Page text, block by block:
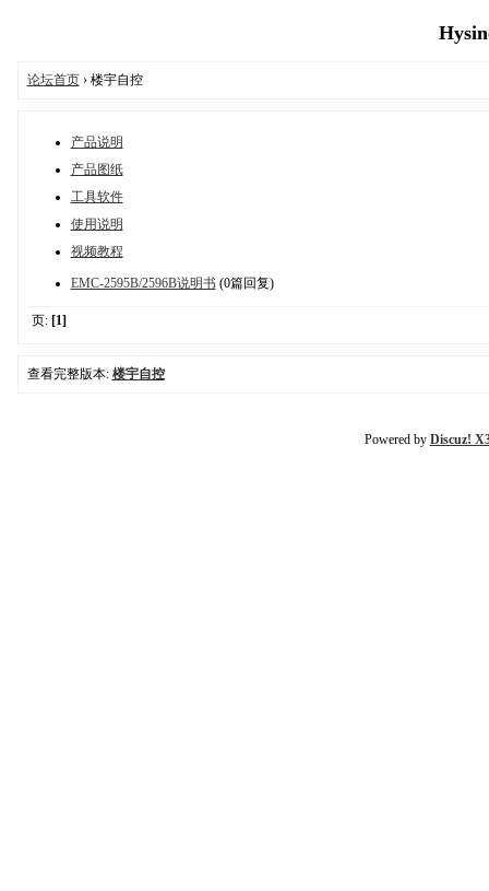
论坛首页› 楼宇自控
产品说明
产品图纸
工具软件
使用说明
视频教程
EMC-2595B/2596B说明书(0篇回复)
页: [1]
查看完整版本: 楼宇自控
Powered by Discuz!